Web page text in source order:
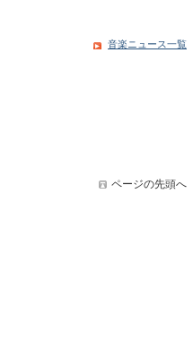
音楽ニュース一覧
ページの先頭へ